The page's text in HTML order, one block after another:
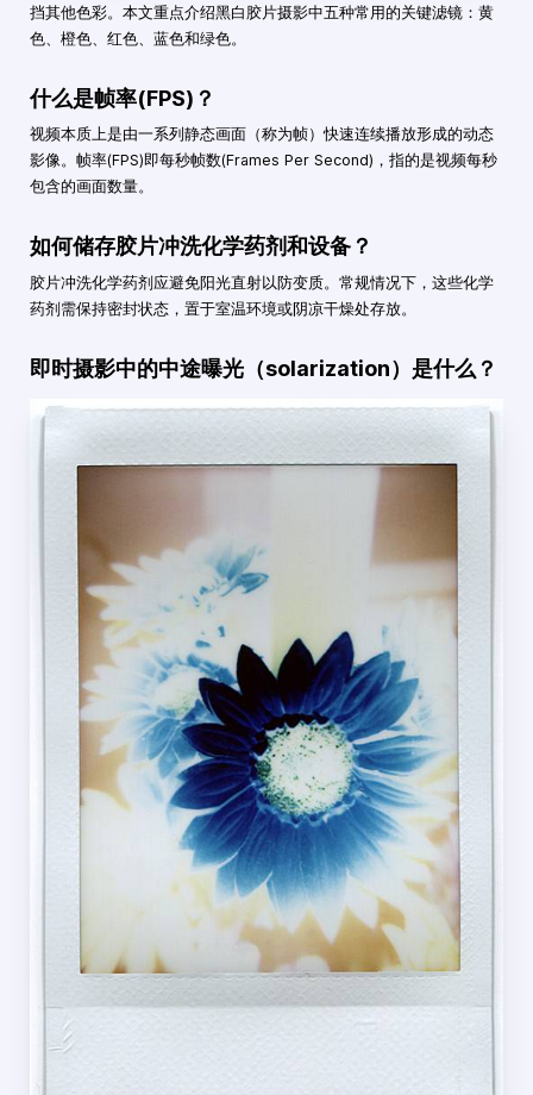
挡其他色彩。本文重点介绍黑白胶片摄影中五种常用的关键滤镜：黄
色、橙色、红色、蓝色和绿色。
什么是帧率(FPS)？
视频本质上是由一系列静态画面（称为帧）快速连续播放形成的动态
影像。帧率(FPS)即每秒帧数(Frames Per Second)，指的是视频每秒
包含的画面数量。
如何储存胶片冲洗化学药剂和设备？
胶片冲洗化学药剂应避免阳光直射以防变质。常规情况下，这些化学
药剂需保持密封状态，置于室温环境或阴凉干燥处存放。
即时摄影中的中途曝光（solarization）是什么？